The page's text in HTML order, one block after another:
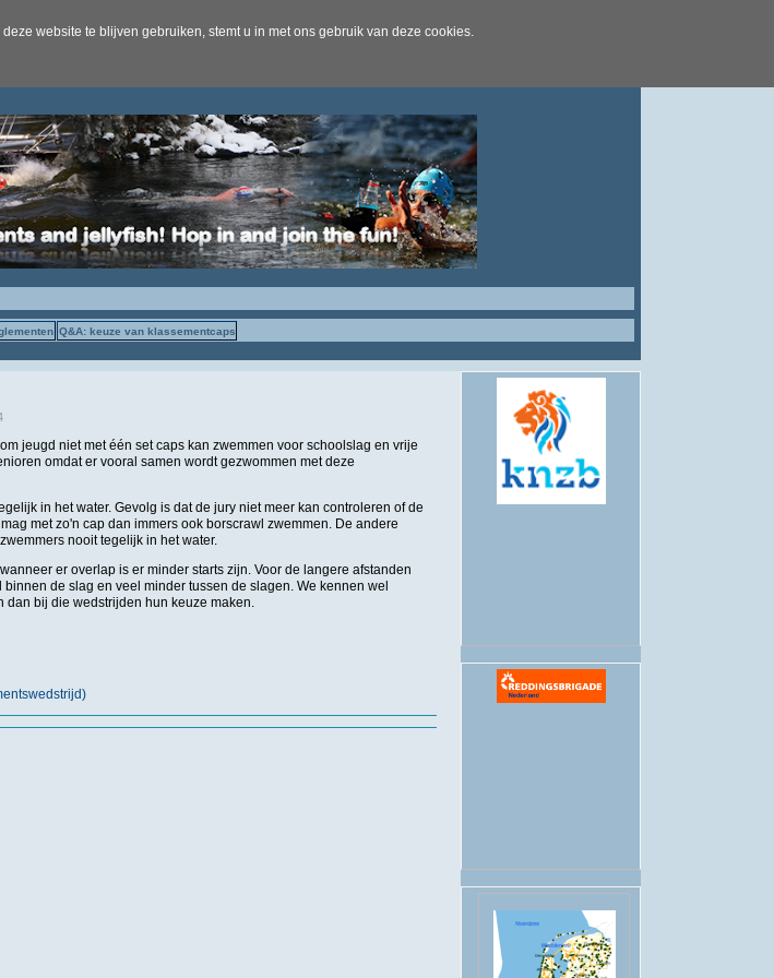
website te blijven gebruiken, stemt u in met ons gebruik van deze cookies.
Q&A: keuze van klassementcaps
jeugd niet met één set caps kan zwemmen voor schoolslag en vrije
omdat er vooral samen wordt gezwommen met deze
in het water. Gevolg is dat de jury niet meer kan controleren of de
met zo'n cap dan immers ook borscrawl zwemmen. De andere
nooit tegelijk in het water.
er overlap is er minder starts zijn. Voor de langere afstanden
de slag en veel minder tussen de slagen. We kennen wel
dan bij die wedstrijden hun keuze maken.